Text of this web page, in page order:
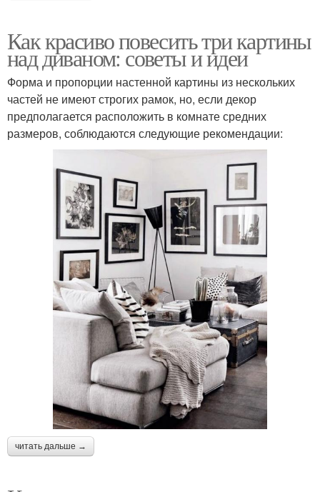
Как красиво повесить три картины
над диваном: советы и идеи
Форма и пропорции настенной картины из нескольких
частей не имеют строгих рамок, но, если декор
предполагается расположить в комнате средних
размеров, соблюдаются следующие рекомендации:
читать дальше →